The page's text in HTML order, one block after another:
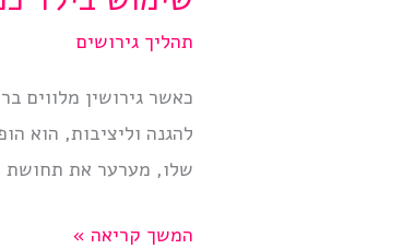
תהליך גירושים
כאשר גירושין מלווים
להגנה וליציבות, הוא
שלו, מערער את תחושת
שימוש
המשך קריאה »